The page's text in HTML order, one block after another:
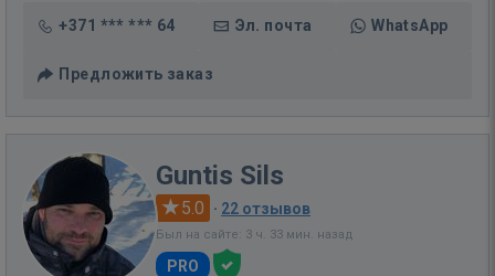
+371 *** *** 64 Эл. почта WhatsApp
Предложить заказ
Guntis Sils
5.0 · 22 отзывов
Был на сайте: 3 ч. 33 мин. назад
PRO